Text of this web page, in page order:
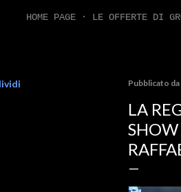
HOME PAGE LE OFFERTE DI
Pubblicato da
LA